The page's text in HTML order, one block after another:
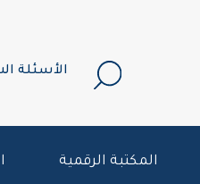
الأسئلة
المكتبة الرقمية